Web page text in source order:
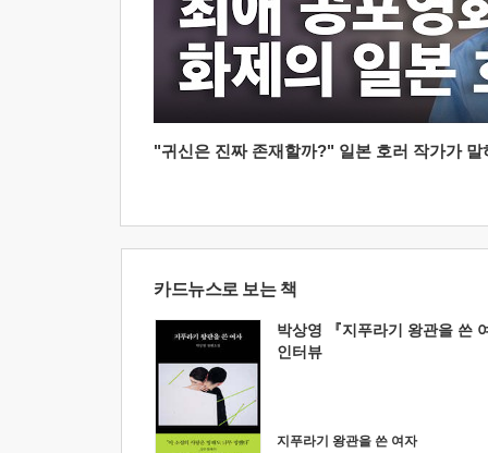
"귀신은 진짜 존재할까?" 일본 호러 작가가
카드뉴스로 보는 책
박상영 『지푸라기 왕관을 쓴
인터뷰
지푸라기 왕관을 쓴 여자